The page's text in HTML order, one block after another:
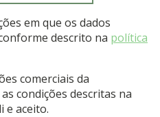
em que os dados
descrito na política
comerciais da
condições descritas na
e aceito.